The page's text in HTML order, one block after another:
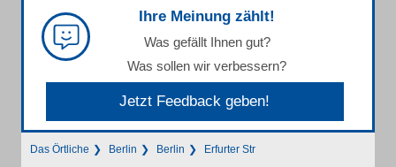
Ihre Meinung zählt!
Was gefällt Ihnen gut?
Was sollen wir verbessern?
Jetzt Feedback geben!
Das Örtliche Berlin Berlin Erfurter Str